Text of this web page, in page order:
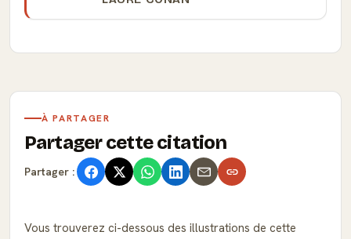
À PARTAGER
Partager cette citation
Partager :
Vous trouverez ci-dessous des illustrations de cette